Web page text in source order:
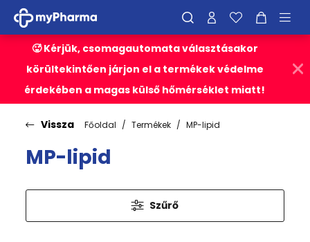
🥵 Kérjük, csomagautomata választásakor
körültekintően járjon el a termékek védelme
érdekében a magas külső hőmérséklet miatt!
Vissza Főoldal Termékek MP-lipid
MP-lipid
Szűrő